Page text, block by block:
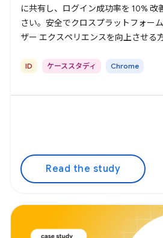
に共有し、ログイン成功率を 10% 改
さい。安全でクロスプラットフォー
ザー エクスペリエンスを向上させる
ID ケーススタディ Chrome
Read the study